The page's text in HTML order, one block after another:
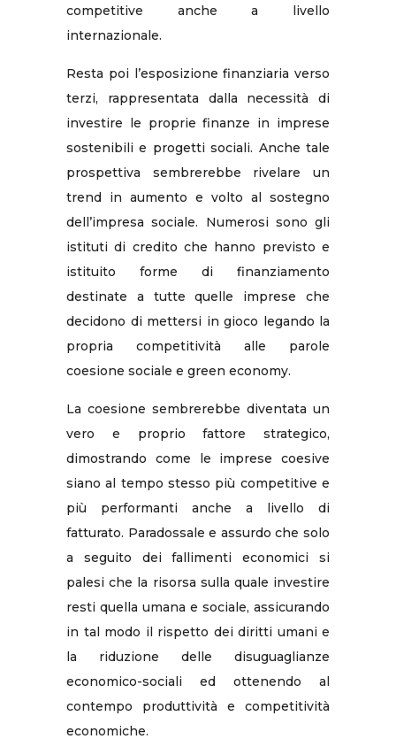
competitive anche a livello
internazionale.
Resta poi l’esposizione finanziaria verso
terzi, rappresentata dalla necessità di
investire le proprie finanze in imprese
sostenibili e progetti sociali. Anche tale
prospettiva sembrerebbe rivelare un
trend in aumento e volto al sostegno
dell’impresa sociale. Numerosi sono gli
istituti di credito che hanno previsto e
istituito forme di finanziamento
destinate a tutte quelle imprese che
decidono di mettersi in gioco legando la
propria competitività alle parole
coesione sociale e green economy.
La coesione sembrerebbe diventata un
vero e proprio fattore strategico,
dimostrando come le imprese coesive
siano al tempo stesso più competitive e
più performanti anche a livello di
fatturato. Paradossale e assurdo che solo
a seguito dei fallimenti economici si
palesi che la risorsa sulla quale investire
resti quella umana e sociale, assicurando
in tal modo il rispetto dei diritti umani e
la riduzione delle disuguaglianze
economico-sociali ed ottenendo al
contempo produttività e competitività
economiche.